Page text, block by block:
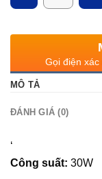
vực cần ánh sáng
Khả năng điều
điểm nổi bật của
năng điều chỉnh
đổi vùng chiếu
hoạt. Lắp đặt dễ
Gọi điện
MÔ TẢ
ĐÁNH GIÁ (0)
‘
Công suất: 30W